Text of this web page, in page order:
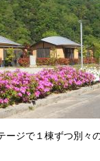
ジで１棟ずつ別々